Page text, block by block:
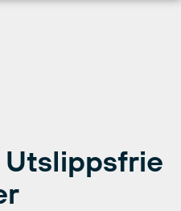
Utslippsfrie